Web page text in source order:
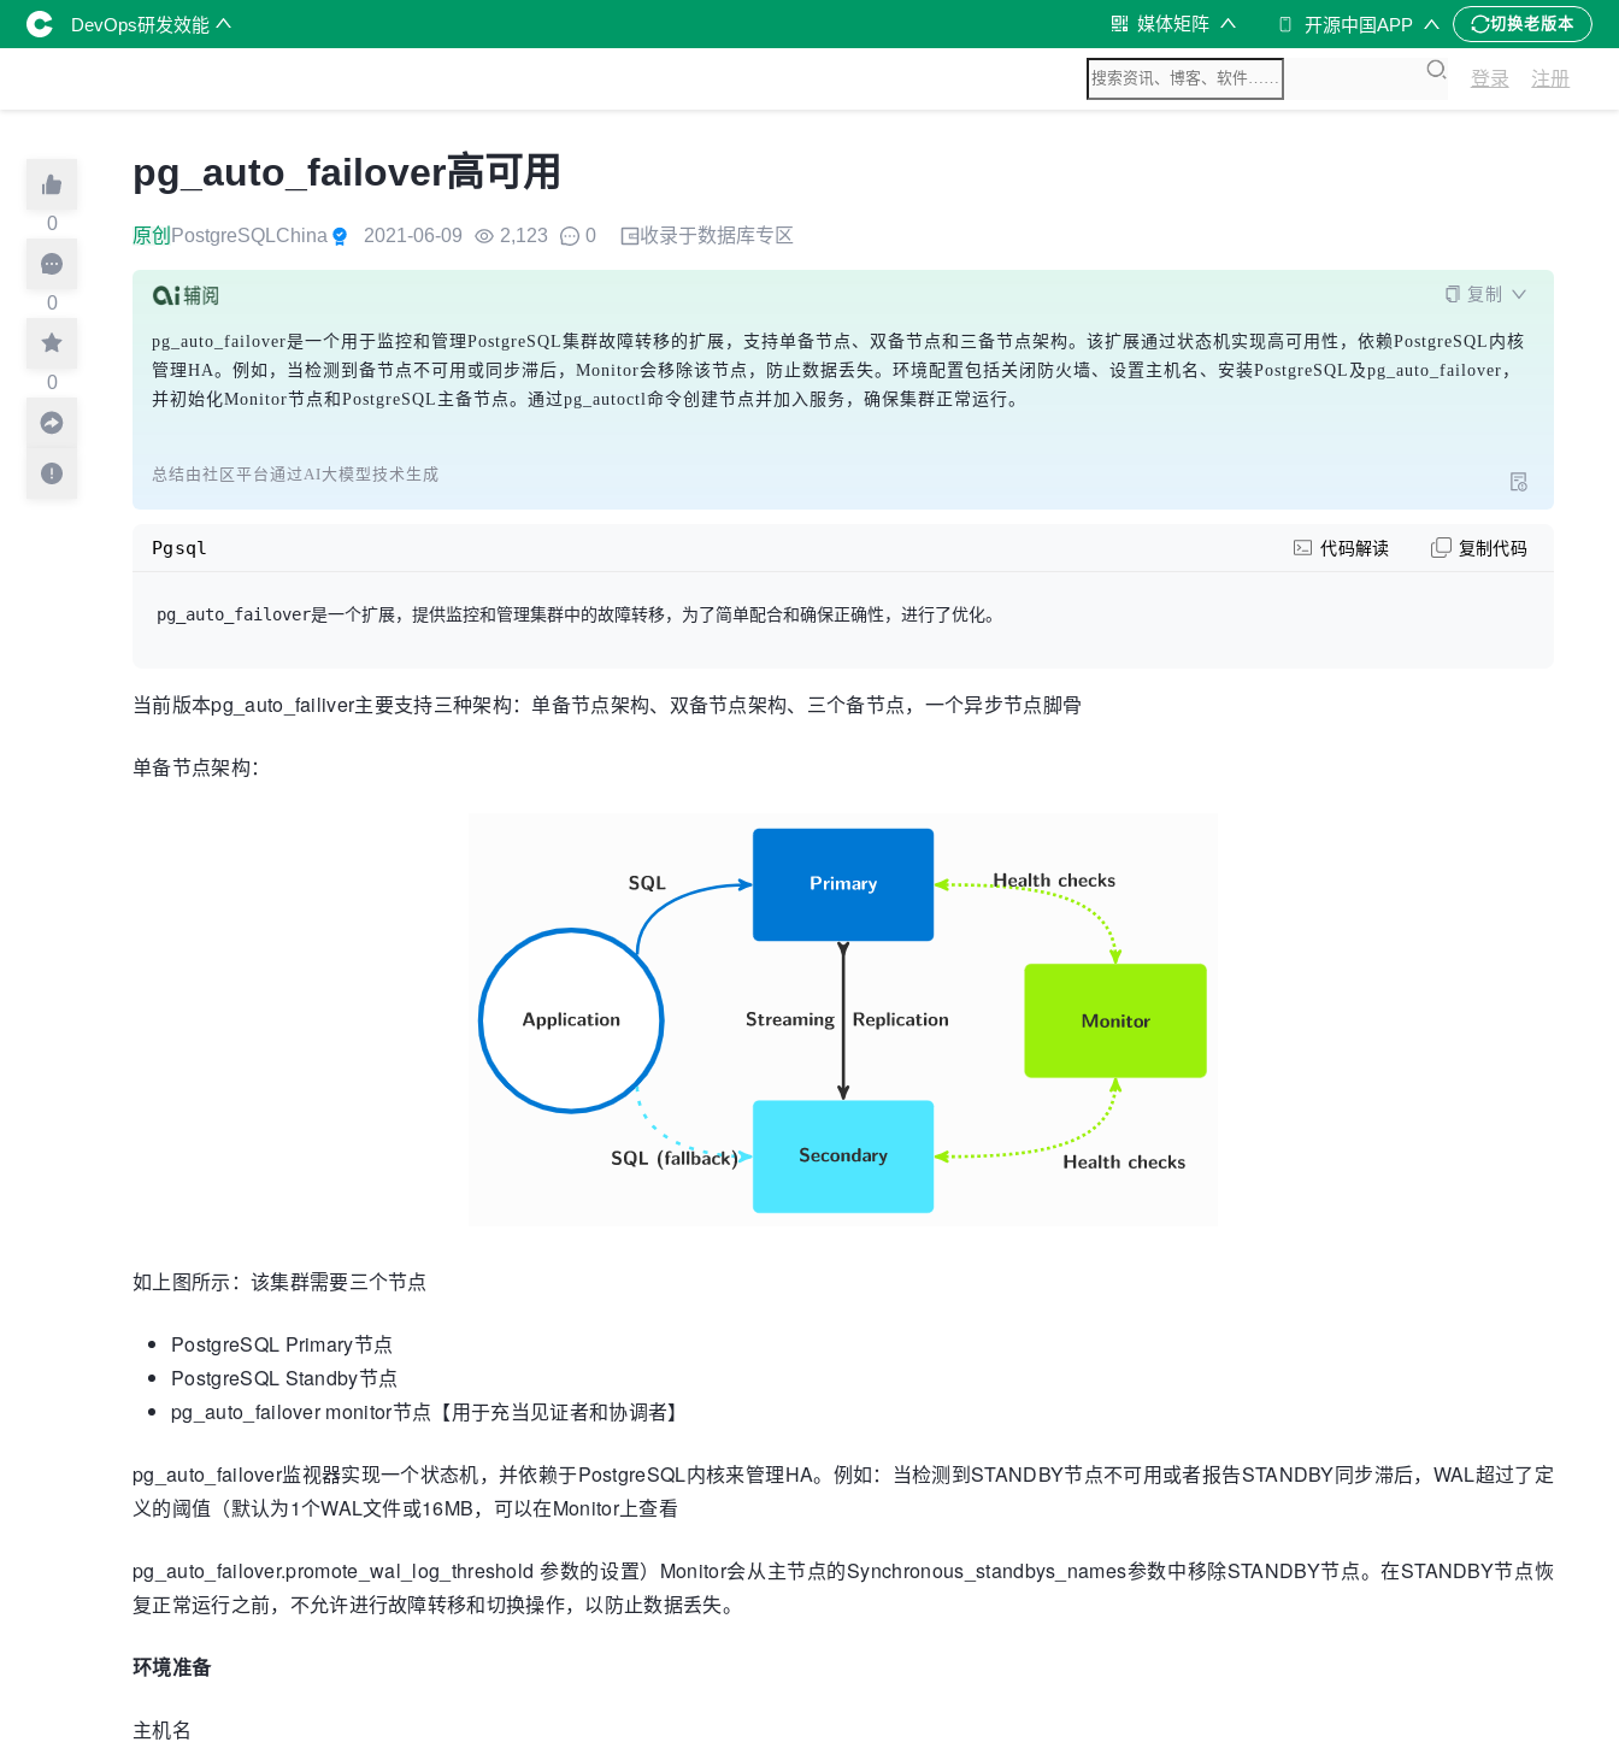
DevOps研发效能 媒体矩阵 开源中国APP 切换老版本
登录 注册
0
0
0
pg_auto_failover高可用
原创 PostgreSQLChina 2021-06-09 2,123 0 收录于数据库专区
复制
pg_auto_failover是一个用于监控和管理PostgreSQL集群故障转移的扩展，支持单备节点、双备节点和三备节点架构。该扩展通过状态机实现高可用性，依赖PostgreSQL内核
管理HA。例如，当检测到备节点不可用或同步滞后，Monitor会移除该节点，防止数据丢失。环境配置包括关闭防火墙、设置主机名、安装PostgreSQL及pg_auto_failover，
并初始化Monitor节点和PostgreSQL主备节点。通过pg_autoctl命令创建节点并加入服务，确保集群正常运行。
总结由社区平台通过AI大模型技术生成
pg_auto_failover是一个扩展，提供监控和管理集群中的故障转移，为了简单配合和确保正确性，进行了优化。
Pgsql 代码解读 复制代码
当前版本pg_auto_failiver主要支持三种架构：单备节点架构、双备节点架构、三个备节点，一个异步节点脚骨
单备节点架构：
如上图所示：该集群需要三个节点
PostgreSQL Primary节点
PostgreSQL Standby节点
pg_auto_failover monitor节点【用于充当见证者和协调者】
pg_auto_failover监视器实现一个状态机，并依赖于PostgreSQL内核来管理HA。例如：当检测到STANDBY节点不可用或者报告STANDBY同步滞后，WAL超过了定
义的阈值（默认为1个WAL文件或16MB，可以在Monitor上查看
pg_auto_failover.promote_wal_log_threshold 参数的设置）Monitor会从主节点的Synchronous_standbys_names参数中移除STANDBY节点。在STANDBY节点恢
复正常运行之前，不允许进行故障转移和切换操作，以防止数据丢失。
环境准备
主机名